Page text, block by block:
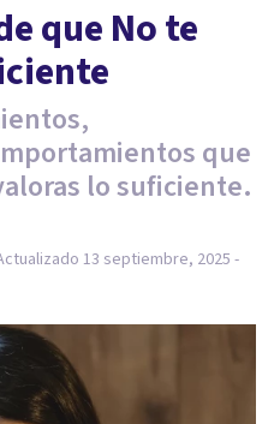
que No te
que
lo suficiente.
13 septiembre, 2025 -